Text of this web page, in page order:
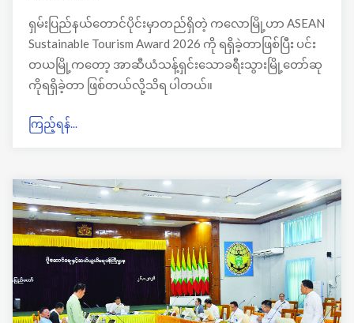
ရှမ်းပြည်နယ်တောင်ပိုင်းမှာတည်ရှိတဲ့ ကလောမြို့ဟာ ASEAN
Sustainable Tourism Award 2026 ကို ရရှိခဲ့တာဖြစ်ပြီး ပင်း
တယမြို့ကတော့ အာဆီယံသန့်ရှင်းသောခရီးသွားမြို့တော်ဆု
ကိုရရှိခဲ့တာ ဖြစ်တယ်လို့သိရ ပါတယ်။
ကြည့်ရန်...